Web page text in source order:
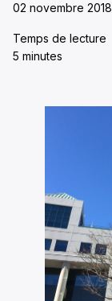
02 novembre 2018
Temps de lecture
5 minutes